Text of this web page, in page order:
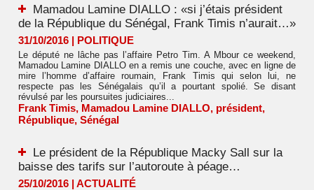
Mamadou Lamine DIALLO : «si j’étais président
de la République du Sénégal, Frank Timis n’aurait…»
31/10/2016 | POLITIQUE
Le député ne lâche pas l’affaire Petro Tim. A Mbour ce weekend,
Mamadou Lamine DIALLO en a remis une couche, avec en ligne de
mire l’homme d’affaire roumain, Frank Timis qui selon lui, ne
respecte pas les Sénégalais qu’il a pourtant spolié. Se disant
révulsé par les poursuites judiciaires...
Frank Timis, Mamadou Lamine DIALLO, président,
République, Sénégal
Le président de la République Macky Sall sur la
baisse des tarifs sur l’autoroute à péage…
25/10/2016 | ACTUALITÉ